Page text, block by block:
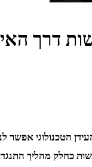
דרך
הטכנולוגי
כחלק מהליך